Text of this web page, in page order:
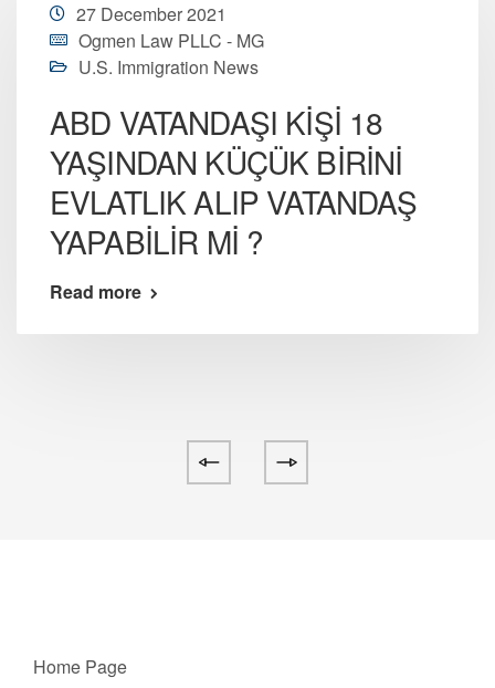
27 December 2021
Ogmen Law PLLC - MG
U.S. Immigration News
ABD VATANDAŞI KİŞİ 18
YAŞINDAN KÜÇÜK BİRİNİ
EVLATLIK ALIP VATANDAŞ
YAPABİLİR Mİ ?
Read more
Home Page